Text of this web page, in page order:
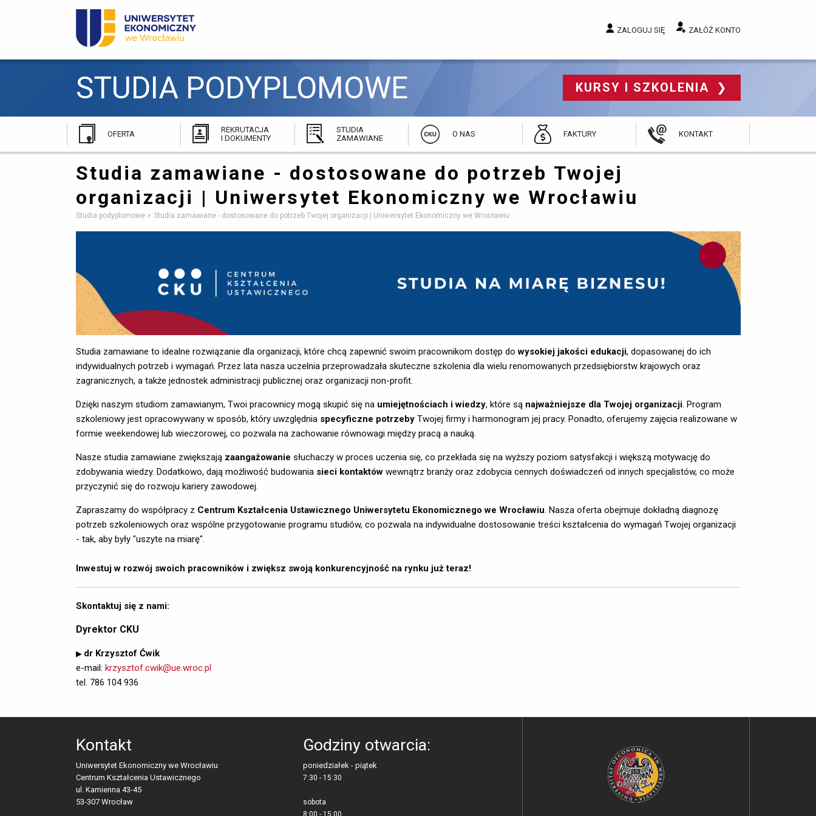
ZALOGUJ SIĘ ZAŁÓŻ KONTO
STUDIA PODYPLOMOWE KURSY I SZKOLENIA
OFERTA
REKRUTACJA
I DOKUMENTY
STUDIA
ZAMAWIANE
O NAS FAKTURY KONTAKT
Studia zamawiane - dostosowane do potrzeb Twojej
organizacji | Uniwersytet Ekonomiczny we Wrocławiu
Studia podyplomowe Studia zamawiane - dostosowane do potrzeb Twojej organizacji | Uniwersytet Ekonomiczny we Wrocławiu
Studia zamawiane to idealne rozwiązanie dla organizacji, które chcą zapewnić swoim pracownikom dostęp dowysokiej jakości edukacji, dopasowanej do ich
indywidualnych potrzeb i wymagań. Przez lata nasza uczelnia przeprowadzała skuteczne szkolenia dla wielu renomowanych przedsiębiorstw krajowych oraz
zagranicznych, a także jednostek administracji publicznej oraz organizacji non-profit.
Dzięki naszym studiom zamawianym, Twoi pracownicy mogą skupić się naumiejętnościach i wiedzy, które są najważniejsze dla Twojej organizacji. Program
szkoleniowy jest opracowywany w sposób, który uwzględnia specyficzne potrzebyTwojej firmy i harmonogram jej pracy. Ponadto, oferujemy zajęcia realizowane w
formie weekendowej lub wieczorowej, co pozwala na zachowanie równowagi między pracą a nauką.
Nasze studia zamawiane zwiększają zaangażowanie słuchaczy w proces uczenia się, co przekłada się na wyższy poziom satysfakcji i większą motywację do
zdobywania wiedzy. Dodatkowo, dają możliwość budowania sieci kontaktówwewnątrz branży oraz zdobycia cennych doświadczeń od innych specjalistów, co może
przyczynić się do rozwoju kariery zawodowej.
Zapraszamy do współpracy z Centrum Kształcenia Ustawicznego Uniwersytetu Ekonomicznego we Wrocławiu. Nasza oferta obejmuje dokładną diagnozę
potrzeb szkoleniowych oraz wspólne przygotowanie programu studiów, co pozwala na indywidualne dostosowanie treści kształcenia do wymagań Twojej organizacji
- tak, aby były "uszyte na miarę".
Inwestuj w rozwój swoich pracowników i zwiększ swoją konkurencyjność na rynku już teraz!
Skontaktuj się z nami:
Dyrektor CKU
▶ dr Krzysztof Ćwik
e-mail: krzysztof.cwik@ue.wroc.pl
tel. 786 104 936
Kontakt
Uniwersytet Ekonomiczny we Wrocławiu
Centrum Kształcenia Ustawicznego
ul. Kamienna 43-45
53-307 Wrocław
Godziny otwarcia:
poniedziałek - piątek
7:30 - 15:30
sobota